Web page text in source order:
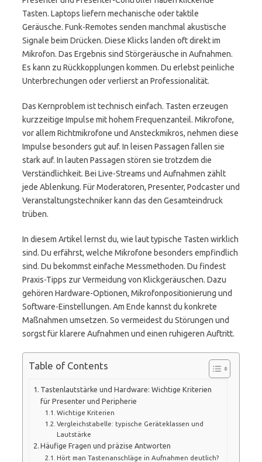
Tasten. Laptops liefern mechanische oder taktile
Geräusche. Funk-Remotes senden manchmal akustische
Signale beim Drücken. Diese Klicks landen oft direkt im
Mikrofon. Das Ergebnis sind Störgeräusche in Aufnahmen.
Es kann zu Rückkopplungen kommen. Du erlebst peinliche
Unterbrechungen oder verlierst an Professionalität.
Das Kernproblem ist technisch einfach. Tasten erzeugen
kurzzeitige Impulse mit hohem Frequenzanteil. Mikrofone,
vor allem Richtmikrofone und Ansteckmikros, nehmen diese
Impulse besonders gut auf. In leisen Passagen fallen sie
stark auf. In lauten Passagen stören sie trotzdem die
Verständlichkeit. Bei Live-Streams und Aufnahmen zählt
jede Ablenkung. Für Moderatoren, Presenter, Podcaster und
Veranstaltungstechniker kann das den Gesamteindruck
trüben.
In diesem Artikel lernst du, wie laut typische Tasten wirklich
sind. Du erfährst, welche Mikrofone besonders empfindlich
sind. Du bekommst einfache Messmethoden. Du findest
Praxis-Tipps zur Vermeidung von Klickgeräuschen. Dazu
gehören Hardware-Optionen, Mikrofonpositionierung und
Software-Einstellungen. Am Ende kannst du konkrete
Maßnahmen umsetzen. So vermeidest du Störungen und
sorgst für klarere Aufnahmen und einen ruhigeren Auftritt.
Table of Contents
Tastenlautstärke und Hardware: Wichtige Kriterien
für Presenter und Peripherie
Wichtige Kriterien
Vergleichstabelle: typische Geräteklassen und
Lautstärke
Häufige Fragen und präzise Antworten
Hört man Tastenanschläge in Aufnahmen deutlich?